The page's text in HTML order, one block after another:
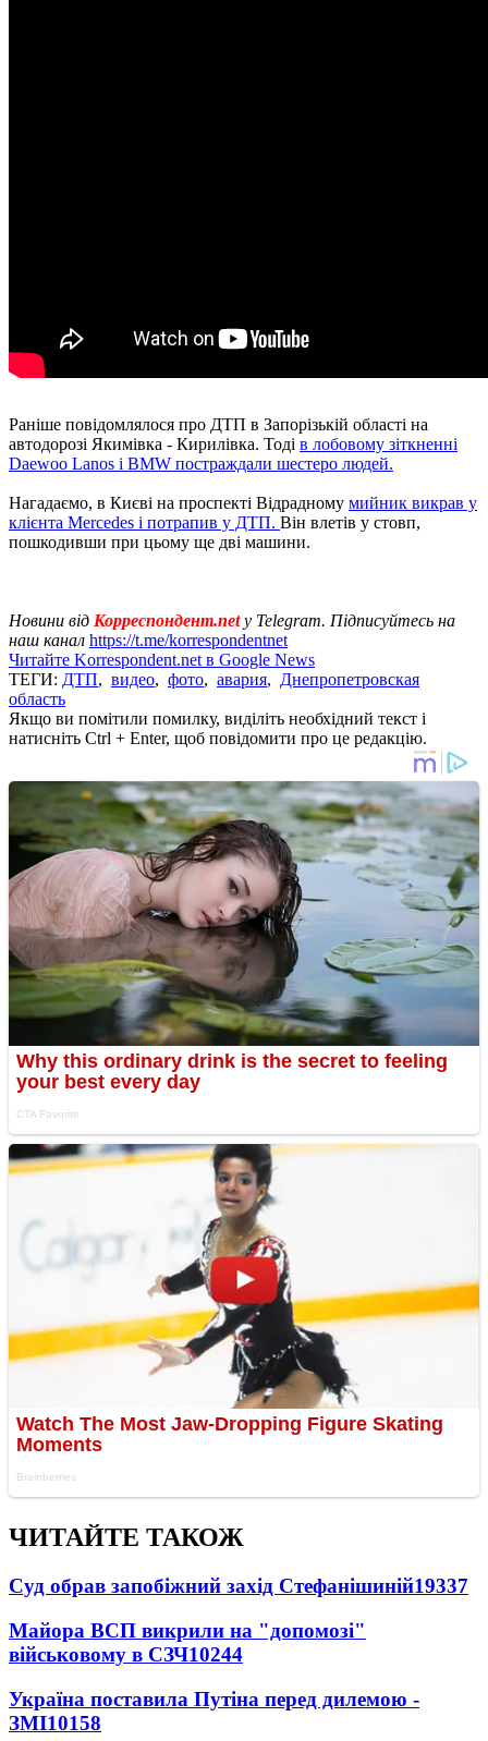
Раніше повідомлялося про ДТП в Запорізькій області на
автодорозі Якимівка - Кирилівка. Тоді в лобовому зіткненні
Daewoo Lanos і BMW постраждали шестеро людей.
Нагадаємо, в Києві на проспекті Відрадному мийник викрав у
клієнта Mercedes і потрапив у ДТП. Він влетів у стовп,
пошкодивши при цьому ще дві машини.
Новини від Корреспондент.net у Telegram. Підписуйтесь на
наш канал https://t.me/korrespondentnet
Читайте Korrespondent.net в Google News
ТЕГИ: ДТП, видео, фото, авария, Днепропетровская
область
Якщо ви помітили помилку, виділіть необхідний текст і
натисніть Ctrl + Enter, щоб повідомити про це редакцію.
ЧИТАЙТЕ ТАКОЖ
Суд обрав запобіжний захід Стефанішиній19337
Майора ВСП викрили на "допомозі"
військовому в СЗЧ10244
Україна поставила Путіна перед дилемою -
ЗМІ10158